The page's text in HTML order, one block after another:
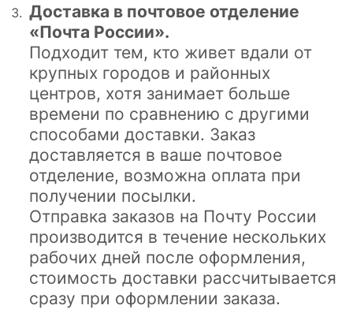
Доставка в почтовое отделение
«Почта России».
Подходит тем, кто живет вдали от
крупных городов и районных
центров, хотя занимает больше
времени по сравнению с другими
способами доставки. Заказ
доставляется в ваше почтовое
отделение, возможна оплата при
получении посылки.
Отправка заказов на Почту России
производится в течение нескольких
рабочих дней после оформления,
стоимость доставки рассчитывается
сразу при оформлении заказа.